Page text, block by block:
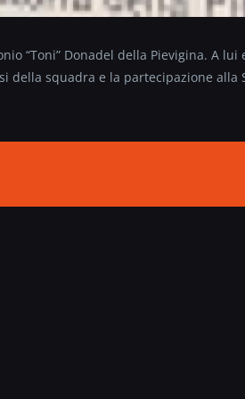
“Toni” Donadel della Pievigina. A lui
della squadra e la partecipazione alla